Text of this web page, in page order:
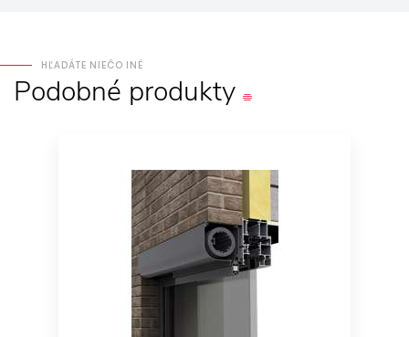
HĽADÁTE NIEČO INÉ
Podobné produkty